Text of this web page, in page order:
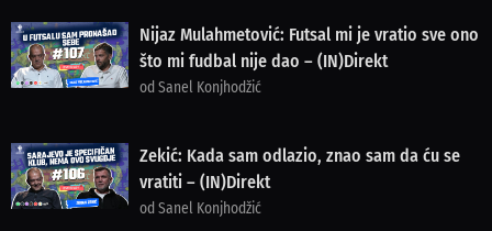
Nijaz Mulahmetović: Futsal mi je vratio sve ono
što mi fudbal nije dao – (IN)Direkt
od Sanel Konjhodžić
Zekić: Kada sam odlazio, znao sam da ću se
vratiti – (IN)Direkt
od Sanel Konjhodžić